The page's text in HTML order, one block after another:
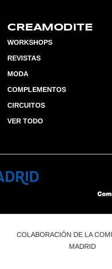
CREAMODITE
WORKSHOPS
REVISTAS
MODA
COMPLEMENTOS
CIRCUITOS
VER TODO
COLABORACIÓN DE LA
MADRID